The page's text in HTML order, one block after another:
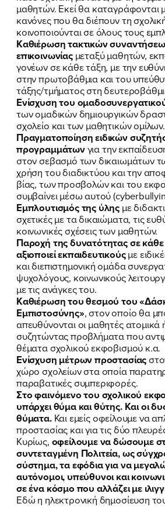
ΠΟΙΑ ΕΙΜΑΙ
ΕΡΓΟ
ΕΚΔΗΛΩΣΕΙΣ
ΝΕΑ
ΕΛΑ ΚΙ ΕΣΥ
FB IN TW YT LN
μαθητών. Εκεί θα καταγράφονται
κανόνες που θα διέπουν τη
κοινοποιούνται σε όλους τους
Καθιέρωση τακτικών
επικοινωνίας μεταξύ μαθητών,
γονέων σε κάθε τάξη, με την
στην πρωτοβάθμια και του
τάξης/τμήματος στη
Ενίσχυση του
των ομαδικών δημιουργικών
σχολείο και των μαθητικών ομίλων.
Πραγματοποίηση ειδικών
προγραμμάτωνγια την
στον σεβασμό των δικαιωμάτων
χρήση του διαδικτύου και την
βίας, των προσβολών και του
συμβαίνει μέσω αυτού
Εμπλουτισμός της ύλης με
σχετικές με τα δικαιώματα, τις
κοινωνικές σχέσεις των μαθητών.
Παροχή της δυνατότητας σε κάθε
αξιοποιεί εκπαιδευτικούςμε
και διεπιστημονική ομάδα
ψυχολόγους, κοινωνικούς
με τις ανάγκες του.
Καθιέρωση του θεσμού του
Εμπιστοσύνης», στον οποίο θα
απευθύνονται οι μαθητές ατομικά
συζητώντας προβλήματα που
θέματα σχολικού εκφοβισμού κ.α.
Ενίσχυση μέτρων προστασίας
χώρο σχολείων στα οποία
παραβατικές συμπεριφορές.
Στο φαινόμενο του σχολικού
υπάρχει θύμα και θύτης. Και οι
θύματα.Και εμείς οφείλουμε να
προστασίας και για τις δύο
Κυρίως, οφείλουμε να δώσουμε
συντεταγμένη Πολιτεία, ως
σύστημα, τα εφόδια για να
αυτόνομοι, υπεύθυνοι και
σε ένα κόσμο που αλλάζει με
Εδώ η ηλεκτρονική δημοσίευση